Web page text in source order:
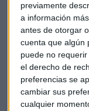
previamente
a información
antes de otorgar
cuenta que algún
puede no
el derecho de
preferencias se
cambiar sus
cualquier
ECONOMÍA
De Windows al
Gates
José A. González